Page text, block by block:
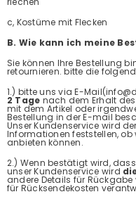
c, Kostüme mit Flecken
B. Wie kann ich meine
Sie können Ihre Bestellung
retournieren. bitte die
1.) bitte uns via E-
2 Tage nach dem Erhalt
mit dem Artikel oder
Bestellung in der E-mail
Unser Kundenservice wird
Informationen feststellen,
anbieten können.
2.) Wenn bestätigt wird,
unser Kundenservice wird
andere Details für
für Rücksendekosten